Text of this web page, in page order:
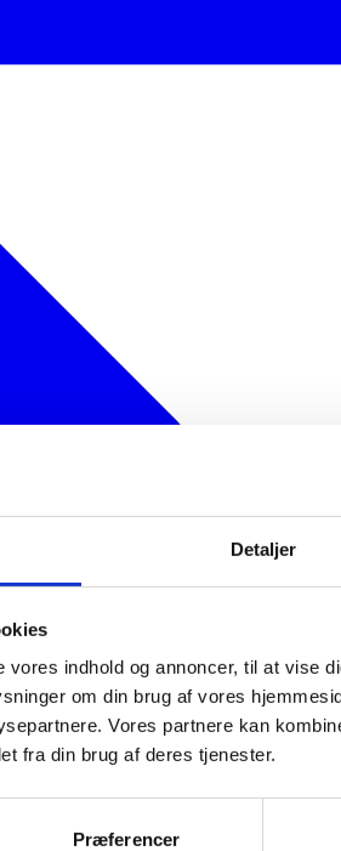
Detaljer
indhold og annoncer, til at vise
om din brug af vores
Vores partnere kan
fra din brug af deres tjenester.
Præferencer